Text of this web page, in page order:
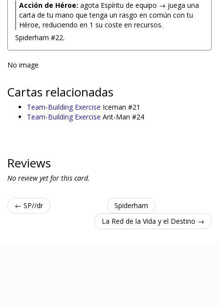
Acción de Héroe: agota Espíritu de equipo → juega una
carta de tu mano que tenga un rasgo en común con tu
Héroe, reduciendo en 1 su coste en recursos.
Spiderham #22.
No image
Cartas relacionadas
Team-Building Exercise Iceman #21
Team-Building Exercise Ant-Man #24
Reviews
No review yet for this card.
← SP//dr
Spiderham
La Red de la Vida y el Destino →